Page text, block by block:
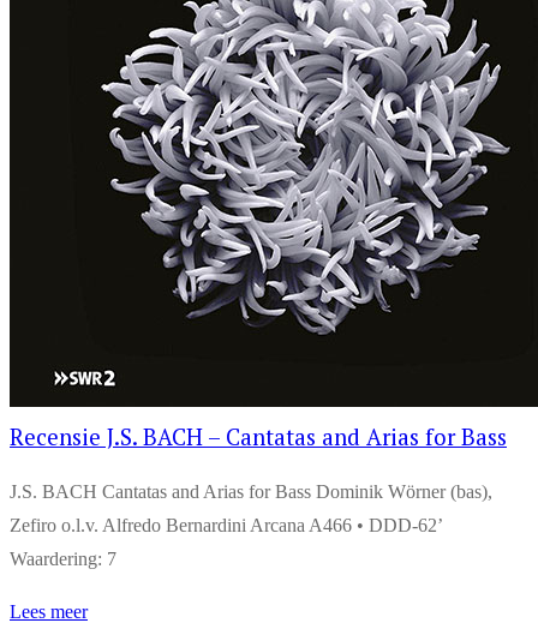
Recensie J.S. BACH – Cantatas and Arias for Bass
J.S. BACH Cantatas and Arias for Bass Dominik Wörner (bas),
Zefiro o.l.v. Alfredo Bernardini Arcana A466 • DDD-62’
Waardering: 7
Lees meer